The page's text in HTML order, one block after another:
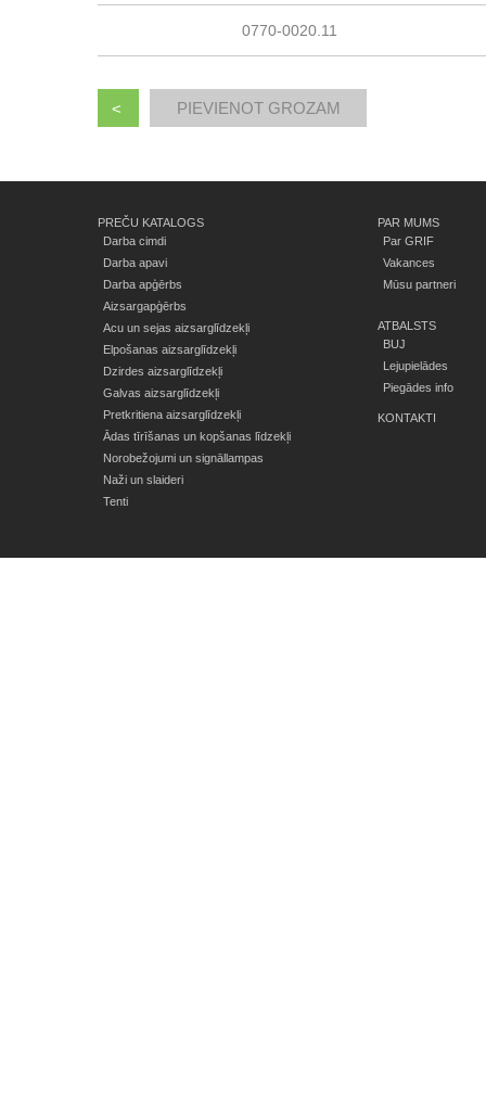
0770-0020.11
<
PREČU KATALOGS
Darba cimdi
Darba apavi
Darba apģērbs
Aizsargapģērbs
Acu un sejas aizsarglīdzekļi
Elpošanas aizsarglīdzekļi
Dzirdes aizsarglīdzekļi
Galvas aizsarglīdzekļi
Pretkritiena aizsarglīdzekļi
Ādas tīrīšanas un kopšanas līdzekļi
Norobežojumi un signāllampas
Naži un slaideri
Tenti
PAR MUMS
Par GRIF
Vakances
Mūsu partneri
ATBALSTS
BUJ
Lejupielādes
Piegādes info
KONTAKTI